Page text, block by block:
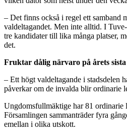
– Det finns också i regel ett samband
valdeltagandet. Men inte alltid. I
tre kandidater till lika många platser,
det.
Fruktar dålig närvaro på årets sista
– Ett högt valdeltagande i stadsdelen
påverkar om de invalda blir ordinarie
Ungdomsfullmäktige har 81 ordinarie
Församlingen sammanträder fyra
emellan i olika utskott.